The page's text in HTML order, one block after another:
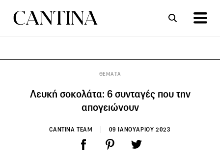
ΘΕΜΑΤΑ
Λευκή σοκολάτα: 6 συνταγές που την
απογειώνουν
CANTINA TEAM 09 ΙΑΝΟΥΑΡΙΟΥ 2023